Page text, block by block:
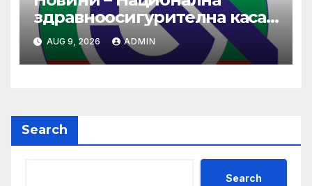
здравноосигурителна каса
(НЗОК)
AUG 9, 2026 ADMIN
Search
Search